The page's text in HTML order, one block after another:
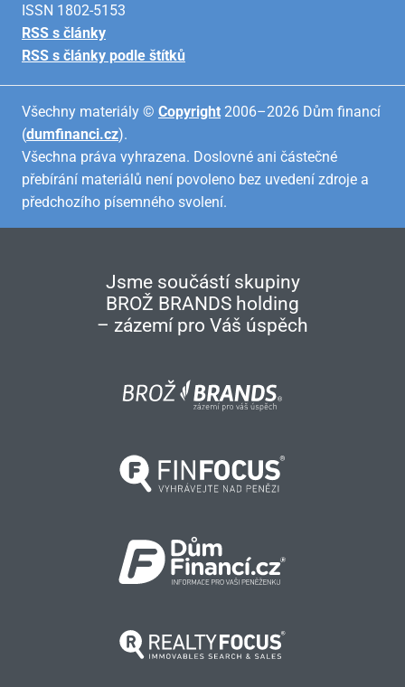
ISSN 1802-5153
RSS s články
RSS s články podle štítků
Všechny materiály © Copyright 2006–2026 Dům financí
(dumfinanci.cz).
Všechna práva vyhrazena. Doslovné ani částečné
přebírání materiálů není povoleno bez uvedení zdroje a
předchozího písemného svolení.
Jsme součástí skupiny
BROŽ BRANDS holding
– zázemí pro Váš úspěch